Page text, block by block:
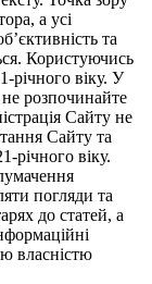
а усі
та
Користуючись
річного віку. У
розпочинайте
Сайту не
Сайту та
річного віку.
погляди та
до статей, а
власністю